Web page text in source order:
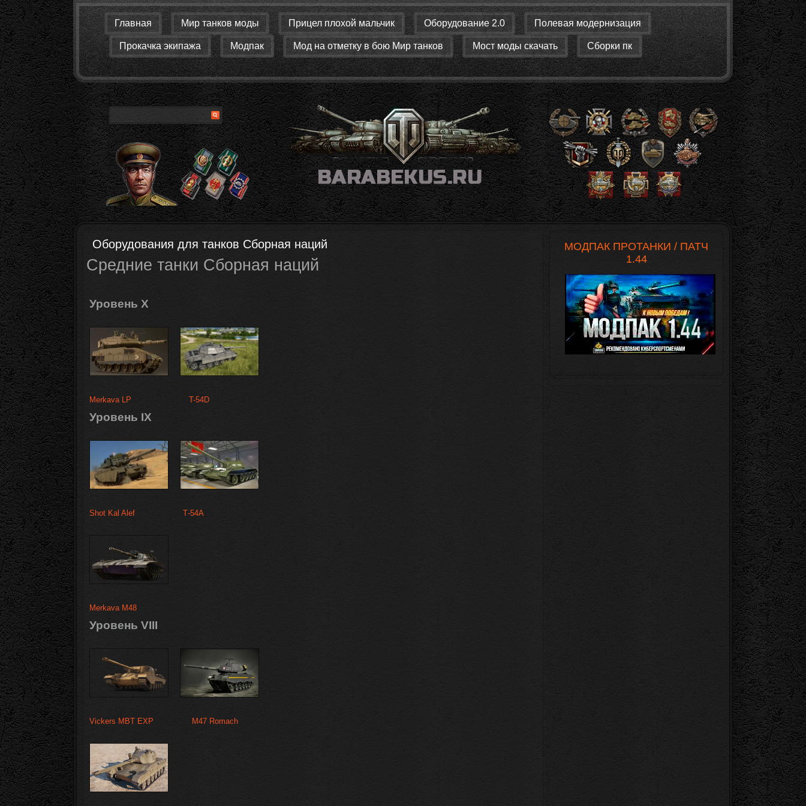
Главная Мир танков моды Прицел плохой мальчик Оборудование 2.0 Полевая модернизация
Прокачка экипажа Модпак Мод на отметку в бою Мир танков Мост моды скачать Сборки пк
Оборудования для танков Сборная наций
Средние танки Сборная наций
Уровень X
Merkava LP T-54D
Уровень IX
Shot Kal Alef Т-54А
Merkava М48
Уровень VIII
Vickers MBT EXP M47 Romach
МОДПАК ПРОТАНКИ / ПАТЧ
1.44